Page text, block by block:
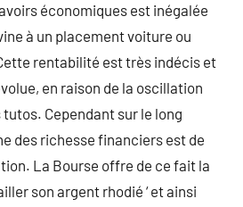
économiques est inégalée
à un placement voiture ou
rentabilité est très indécis et
en raison de la oscillation
Cependant sur le long
des richesse financiers est de
La Bourse offre de ce fait la
son argent rhodié ‘ et ainsi